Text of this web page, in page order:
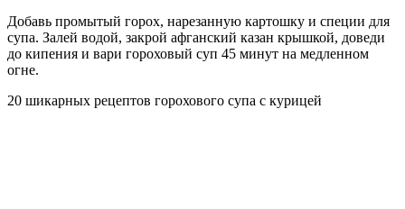
Добавь промытый горох, нарезанную картошку и специи для
супа. Залей водой, закрой афганский казан крышкой, доведи
до кипения и вари гороховый суп 45 минут на медленном
огне.
20 шикарных рецептов горохового супа с курицей